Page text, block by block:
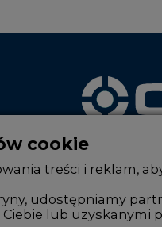
cookie
treści i reklam,
udostępniamy
lub uzyskanymi